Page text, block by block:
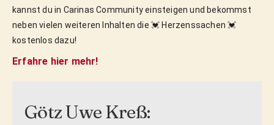
kannst du in Carinas Community einsteigen und bekommst
neben vielen weiteren Inhalten die 💓 Herzenssachen 💓
kostenlos dazu!
Erfahre hier mehr!
Götz Uwe Kreß: